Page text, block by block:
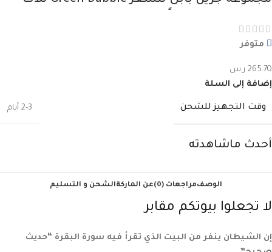
متوفر
265.70 ر.س
إضافة إلى السلة
وقت التجهيز للشحن 2-3 أيام
أحدث ماشاهدته
الوصفمراجعات (0) عن الماركةالشحن و التسليم
لا تجعلوا بيوتكم مقابر
إن الشيطان ينفر من البيت الذي تقرأ فيه سورة البقرة “حديث